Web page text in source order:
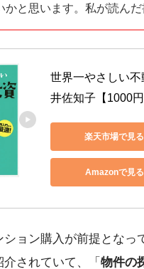
かと思います。私が読ん
世界一やさしい
井佐知子【1000
楽天市場で見る
Amazonで見る
ション購入が前提とな
されていて、「 物件の